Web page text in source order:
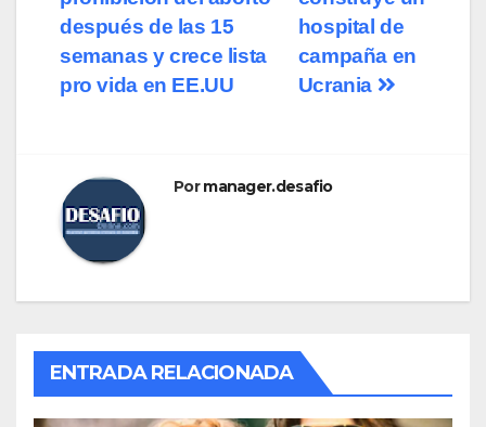
de
entradas
hospital de
campaña en
Ucrania
después de las 15
semanas y crece lista
pro vida en EE.UU
Pormanager.desafio
ENTRADA RELACIONADA